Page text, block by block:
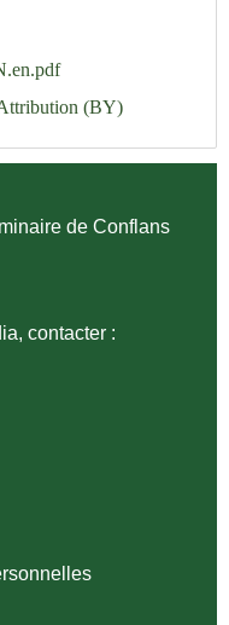
(BY)
de Conflans
contacter :